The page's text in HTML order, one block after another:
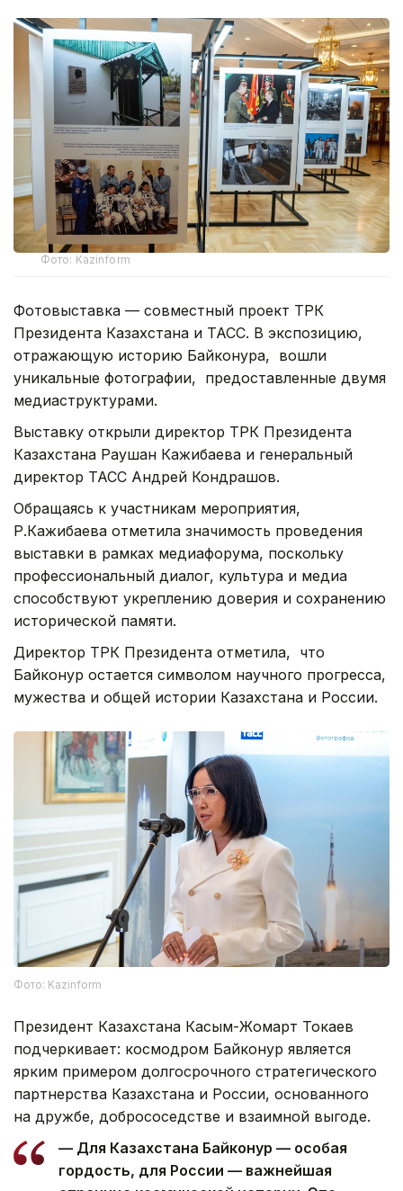
Фото: Kazinform
Фотовыставка — совместный проект ТРК
Президента Казахстана и ТАСС. В экспозицию,
отражающую историю Байконура, вошли
уникальные фотографии, предоставленные двумя
медиаструктурами.
Выставку открыли директор ТРК Президента
Казахстана Раушан Кажибаева и генеральный
директор ТАСС Андрей Кондрашов.
Обращаясь к участникам мероприятия,
Р.Кажибаева отметила значимость проведения
выставки в рамках медиафорума, поскольку
профессиональный диалог, культура и медиа
способствуют укреплению доверия и сохранению
исторической памяти.
Директор ТРК Президента отметила, что
Байконур остается символом научного прогресса,
мужества и общей истории Казахстана и России.
Фото: Kazinform
Президент Казахстана Касым-Жомарт Токаев
подчеркивает: космодром Байконур является
ярким примером долгосрочного стратегического
партнерства Казахстана и России, основанного
на дружбе, добрососедстве и взаимной выгоде.
— Для Казахстана Байконур — особая
гордость, для России — важнейшая